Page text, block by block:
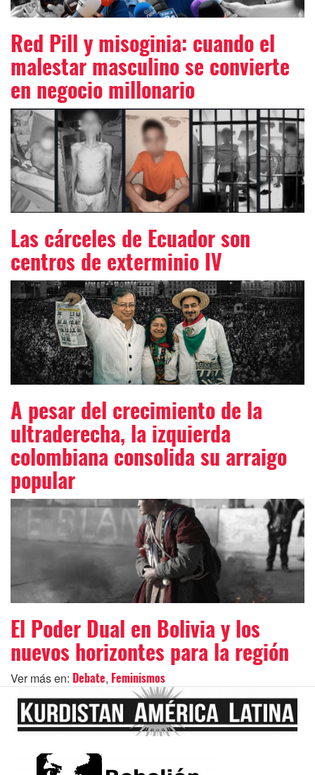
Red Pill y misoginia: cuando el
malestar masculino se convierte
en negocio millonario
Las cárceles de Ecuador son
centros de exterminio IV
A pesar del crecimiento de la
ultraderecha, la izquierda
colombiana consolida su arraigo
popular
El Poder Dual en Bolivia y los
nuevos horizontes para la región
Ver más en: Debate, Feminismos